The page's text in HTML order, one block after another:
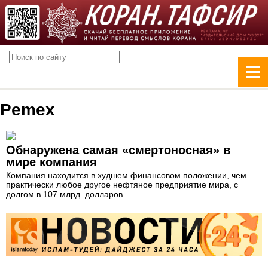
Pemex
Обнаружена самая «смертоносная» в
мире компания
Компания находится в худшем финансовом положении, чем
практически любое другое нефтяное предприятие мира, с
долгом в 107 млрд. долларов.